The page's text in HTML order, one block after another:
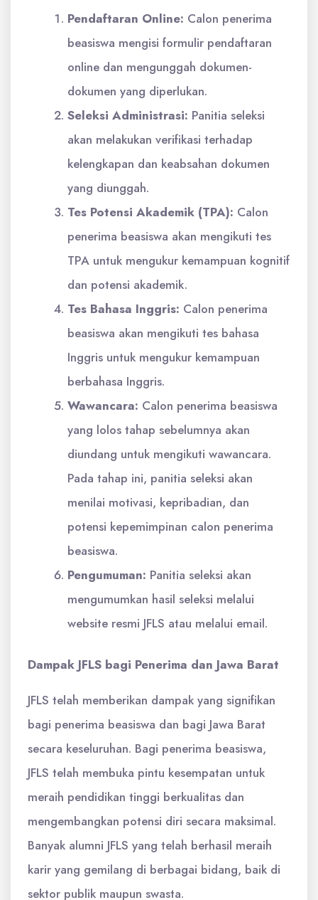
Pendaftaran Online: Calon penerima
beasiswa mengisi formulir pendaftaran
online dan mengunggah dokumen-
dokumen yang diperlukan.
Seleksi Administrasi: Panitia seleksi
akan melakukan verifikasi terhadap
kelengkapan dan keabsahan dokumen
yang diunggah.
Tes Potensi Akademik (TPA): Calon
penerima beasiswa akan mengikuti tes
TPA untuk mengukur kemampuan kognitif
dan potensi akademik.
Tes Bahasa Inggris: Calon penerima
beasiswa akan mengikuti tes bahasa
Inggris untuk mengukur kemampuan
berbahasa Inggris.
Wawancara: Calon penerima beasiswa
yang lolos tahap sebelumnya akan
diundang untuk mengikuti wawancara.
Pada tahap ini, panitia seleksi akan
menilai motivasi, kepribadian, dan
potensi kepemimpinan calon penerima
beasiswa.
Pengumuman: Panitia seleksi akan
mengumumkan hasil seleksi melalui
website resmi JFLS atau melalui email.
Dampak JFLS bagi Penerima dan Jawa Barat
JFLS telah memberikan dampak yang signifikan
bagi penerima beasiswa dan bagi Jawa Barat
secara keseluruhan. Bagi penerima beasiswa,
JFLS telah membuka pintu kesempatan untuk
meraih pendidikan tinggi berkualitas dan
mengembangkan potensi diri secara maksimal.
Banyak alumni JFLS yang telah berhasil meraih
karir yang gemilang di berbagai bidang, baik di
sektor publik maupun swasta.